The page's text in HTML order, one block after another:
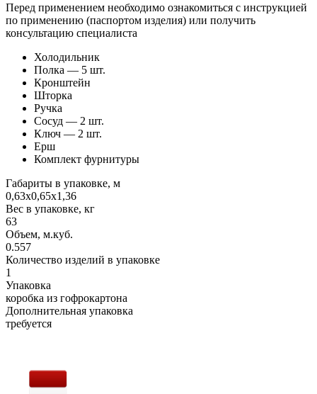
Перед применением необходимо ознакомиться с инструкцией
по применению (паспортом изделия) или получить
консультацию специалиста
Холодильник
Полка — 5 шт.
Кронштейн
Шторка
Ручка
Сосуд — 2 шт.
Ключ — 2 шт.
Ерш
Комплект фурнитуры
Габариты в упаковке, м
0,63х0,65х1,36
Вес в упаковке, кг
63
Объем, м.куб.
0.557
Количество изделий в упаковке
1
Упаковка
коробка из гофрокартона
Дополнительная упаковка
требуется